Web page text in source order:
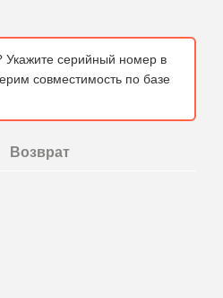
Укажите серийный номер в
совместимость по базе
Возврат